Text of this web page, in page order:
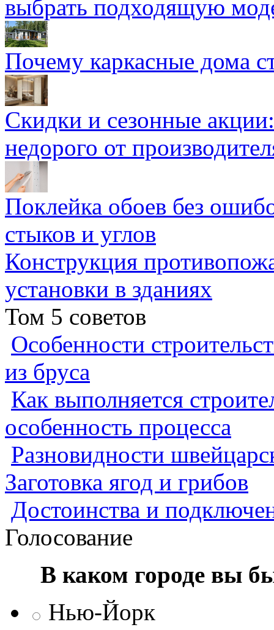
выбрать подходящую
Почему каркасные дома
Скидки и сезонные
недорого от
Поклейка обоев без
стыков и углов
Конструкция
установки в зданиях
Том 5 советов
Особенности
из бруса
Как выполняется
особенность процесса
Разновидности
Заготовка ягод и грибов
Достоинства и
Голосование
В каком городе вы
Нью-Йорк